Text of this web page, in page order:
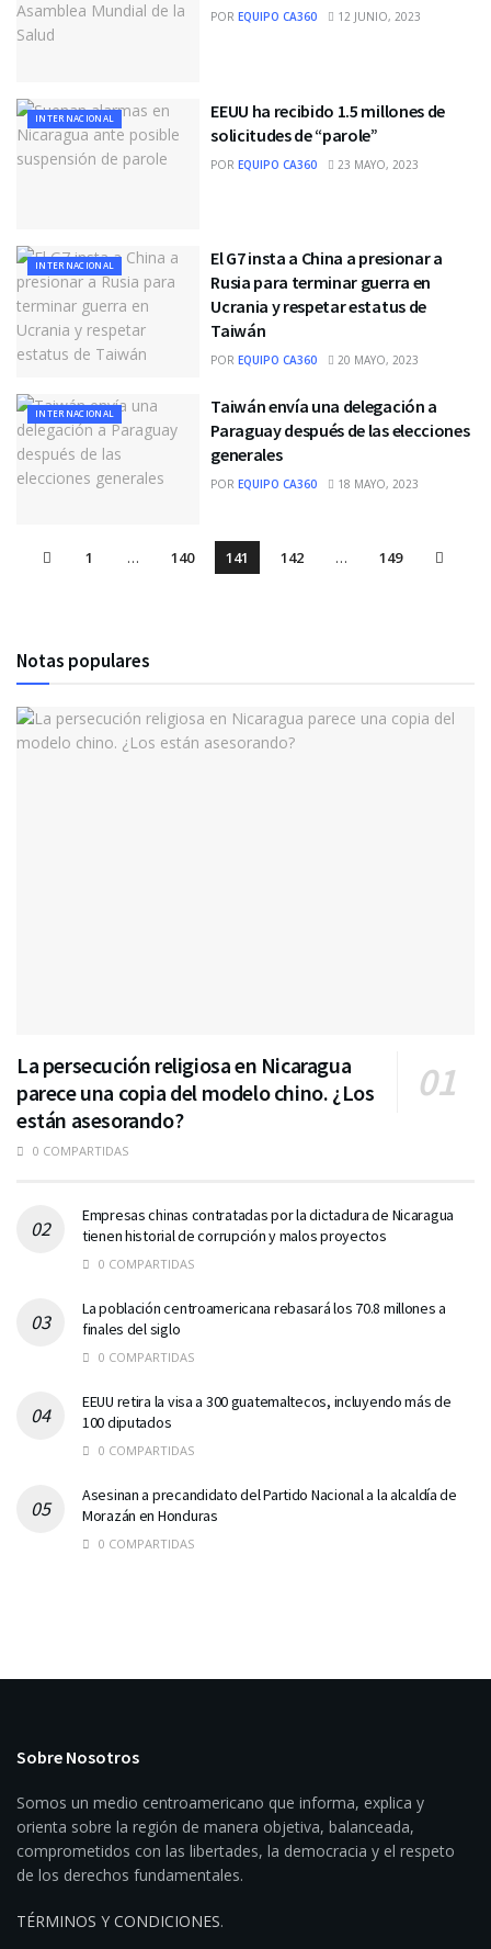
POR EQUIPO CA360 12 JUNIO, 2023
INTERNACIONAL
EEUU ha recibido 1.5 millones de
solicitudes de “parole”
POR EQUIPO CA360 23 MAYO, 2023
INTERNACIONAL
El G7 insta a China a presionar a
Rusia para terminar guerra en
Ucrania y respetar estatus de
Taiwán
POR EQUIPO CA360 20 MAYO, 2023
INTERNACIONAL
Taiwán envía una delegación a
Paraguay después de las elecciones
generales
POR EQUIPO CA360 18 MAYO, 2023
1 … 140 141 142 … 149
Notas populares
La persecución religiosa en Nicaragua
parece una copia del modelo chino. ¿Los
están asesorando?
0 COMPARTIDAS
Empresas chinas contratadas por la dictadura de Nicaragua
tienen historial de corrupción y malos proyectos
0 COMPARTIDAS
La población centroamericana rebasará los 70.8 millones a
finales del siglo
0 COMPARTIDAS
EEUU retira la visa a 300 guatemaltecos, incluyendo más de
100 diputados
0 COMPARTIDAS
Asesinan a precandidato del Partido Nacional a la alcaldía de
Morazán en Honduras
0 COMPARTIDAS
Sobre Nosotros
Somos un medio centroamericano que informa, explica y
orienta sobre la región de manera objetiva, balanceada,
comprometidos con las libertades, la democracia y el respeto
de los derechos fundamentales.
TÉRMINOS Y CONDICIONES.